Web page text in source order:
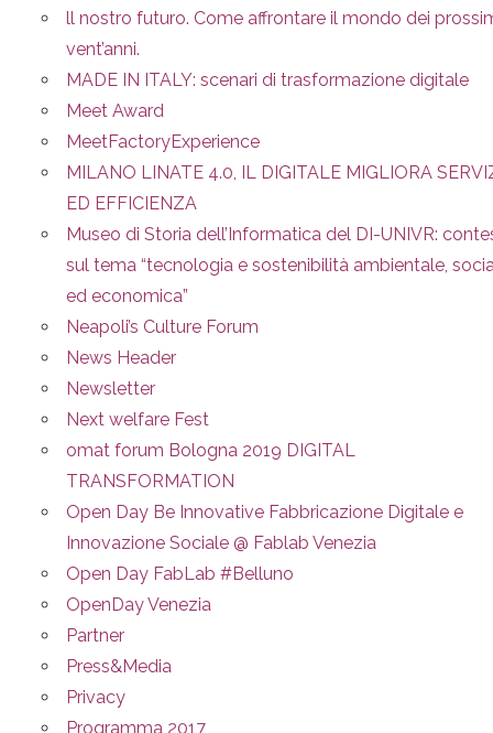
ll nostro futuro. Come affrontare il mondo dei
vent’anni.
MADE IN ITALY: scenari di trasformazione digitale
Meet Award
MeetFactoryExperience
MILANO LINATE 4.0, IL DIGITALE MIGLIORA
ED EFFICIENZA
Museo di Storia dell’Informatica del DI-UNIVR:
sul tema “tecnologia e sostenibilità ambientale,
ed economica”
Neapoli’s Culture Forum
News Header
Newsletter
Next welfare Fest
omat forum Bologna 2019 DIGITAL
TRANSFORMATION
Open Day Be Innovative Fabbricazione Digitale e
Innovazione Sociale @ Fablab Venezia
Open Day FabLab #Belluno
OpenDay Venezia
Partner
Press&Media
Privacy
Programma 2017